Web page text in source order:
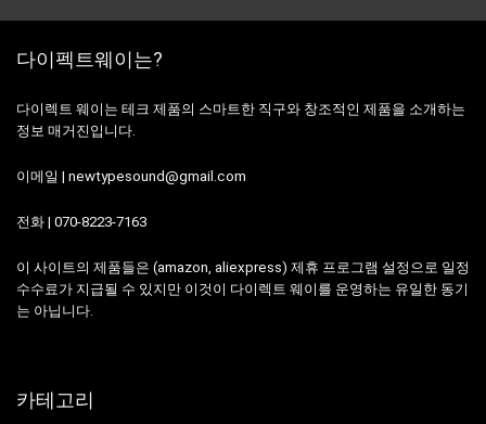
다이펙트웨이는?
다이렉트 웨이는 테크 제품의 스마트한 직구와 창조적인 제품을 소개하는
정보 매거진입니다.
이메일 | newtypesound@gmail.com
전화 | 070-8223-7163
이 사이트의 제품들은 (amazon, aliexpress) 제휴 프로그램 설정으로 일정
수수료가 지급될 수 있지만 이것이 다이렉트 웨이를 운영하는 유일한 동기
는 아닙니다.
카테고리